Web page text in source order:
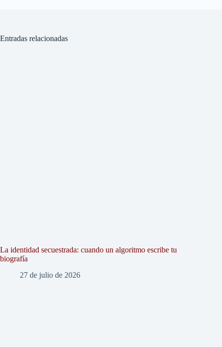
Entradas relacionadas
La identidad secuestrada: cuando un algoritmo escribe tu
biografía
27 de julio de 2026